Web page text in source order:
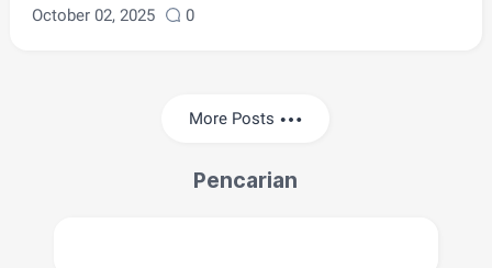
October 02, 2025
0
More Posts
Pencarian